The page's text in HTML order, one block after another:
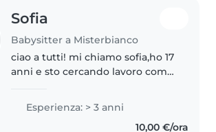
Sofia
Babysitter a Misterbianco
ciao a tutti! mi chiamo sofia,ho 17
anni e sto cercando lavoro come
divertimento non manca mai. mi
piace inventare giochi,scherzare..
Esperienza: > 3 anni
10,00 €/ora